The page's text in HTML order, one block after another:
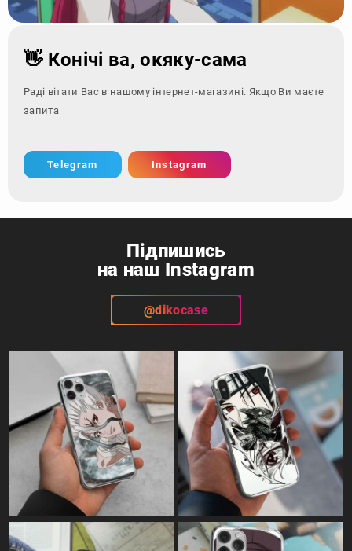
👋 Конічі ва, окяку-сама
Раді вітати Вас в нашому інтернет-магазині. Якщо Ви маєте
запитання - зверні
Telegram Instagram
Підпишись
на наш Instagram
@dikocase